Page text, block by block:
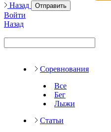
Назад
Отправить
Войти
Назад
Соревнования
Все
Бег
Лыжи
Статьи